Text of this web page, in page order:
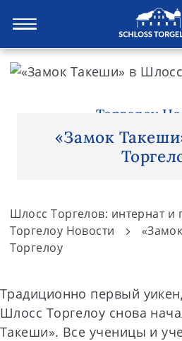
S
t
Торгелоу
«Замок
Шлосс Торгелов: интернат и
Торгелоу Новости
Торгелоу
Традиционно первый
Шлосс Торгелоу снова
Такеши». Все ученицы и